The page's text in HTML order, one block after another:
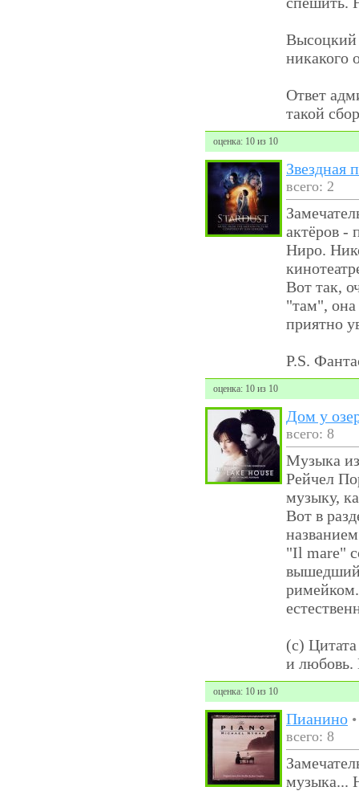
Высоцкий
никакого
Ответ
такой
оценка: 10 из 10
Звездная
всего: 2
актёров -
Ниро.
Вот так,
"там",
приятно
P.S.
оценка: 10 из 10
Дом у
всего: 8
Музыка
Рейчел
музыку,
Вот в
"Il mare"
вышедший
(с)
и любовь.
оценка: 10 из 10
Пианино
всего: 8
музыка...